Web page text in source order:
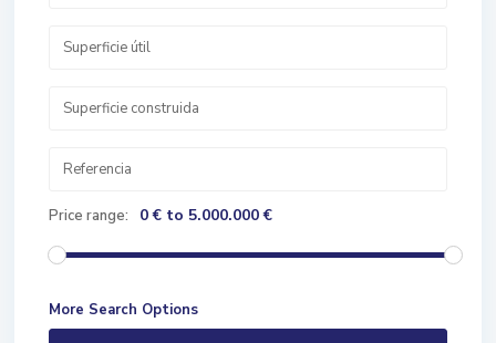
Price range: 0 € to 5.000.000 €
More Search Options